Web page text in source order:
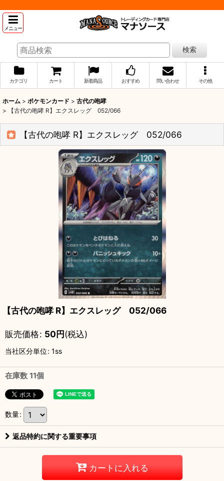
メニュー
検索
カテゴリ カート 新着商品 おすすめ 問い合わせ その他
ホーム > ポケモンカード > 古代の咆哮
>
【古代の咆哮 R】エクスレッグ 052/066
【古代の咆哮 R】エクスレッグ 052/066
【古代の咆哮 R】エクスレッグ 052/066
販売価格: 50円(税込)
当社区分単位: 1ss
在庫数 11個
数量:
返品特約に関する重要事項
カートに入れる